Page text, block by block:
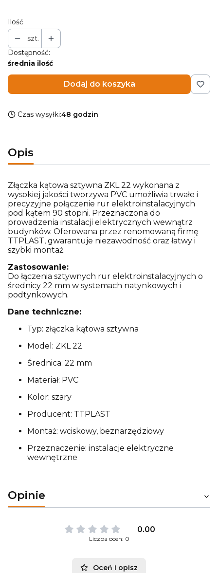
Ilość
szt.
Dostępność:
średnia ilość
Dodaj do koszyka
Czas wysyłki:48 godzin
Opis
Złączka kątowa sztywna ZKL 22 wykonana z
wysokiej jakości tworzywa PVC umożliwia trwałe i
precyzyjne połączenie rur elektroinstalacyjnych
pod kątem 90 stopni. Przeznaczona do
prowadzenia instalacji elektrycznych wewnątrz
budynków. Oferowana przez renomowaną firmę
TTPLAST, gwarantuje niezawodność oraz łatwy i
szybki montaż.
Zastosowanie:
Do łączenia sztywnych rur elektroinstalacyjnych o
średnicy 22 mm w systemach natynkowych i
podtynkowych.
Dane techniczne:
Typ: złączka kątowa sztywna
Model: ZKL 22
Średnica: 22 mm
Materiał: PVC
Kolor: szary
Producent: TTPLAST
Montaż: wciskowy, beznarzędziowy
Przeznaczenie: instalacje elektryczne
wewnętrzne
Opinie
0.00
Liczba ocen: 0
Oceń i opisz